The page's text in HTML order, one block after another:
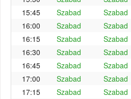
15:45
Szabad Szabad
16:00
Szabad Szabad
16:15
Szabad Szabad
16:30
Szabad Szabad
16:45
Szabad Szabad
17:00
Szabad Szabad
17:15
Szabad Szabad